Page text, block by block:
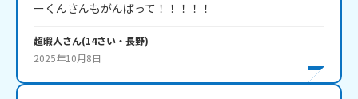
ーくんさんもがんばって！！！！！
超暇人さん(14さい・ 長野)
2025年10月8日